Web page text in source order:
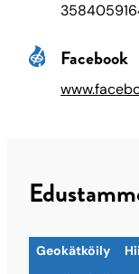
Facebook
Geokätköily